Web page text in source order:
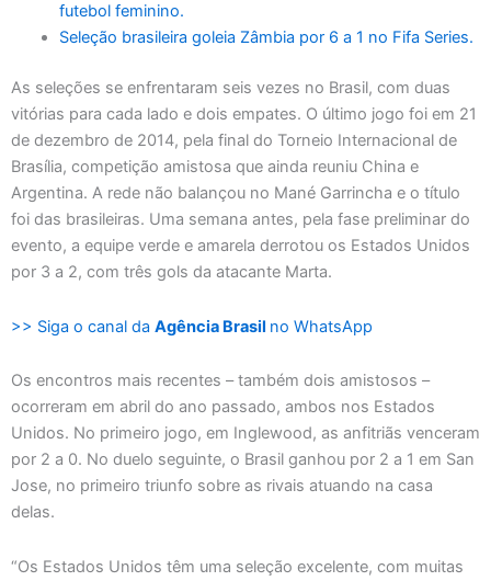
futebol feminino.
Seleção brasileira goleia Zâmbia por 6 a 1 no Fifa Series.
As seleções se enfrentaram seis vezes no Brasil, com duas
vitórias para cada lado e dois empates. O último jogo foi em 21
de dezembro de 2014, pela final do Torneio Internacional de
Brasília, competição amistosa que ainda reuniu China e
Argentina. A rede não balançou no Mané Garrincha e o título
foi das brasileiras. Uma semana antes, pela fase preliminar do
evento, a equipe verde e amarela derrotou os Estados Unidos
por 3 a 2, com três gols da atacante Marta.
>> Siga o canal da Agência Brasil no WhatsApp
Os encontros mais recentes – também dois amistosos –
ocorreram em abril do ano passado, ambos nos Estados
Unidos. No primeiro jogo, em Inglewood, as anfitriãs venceram
por 2 a 0. No duelo seguinte, o Brasil ganhou por 2 a 1 em San
Jose, no primeiro triunfo sobre as rivais atuando na casa
delas.
“Os Estados Unidos têm uma seleção excelente, com muitas